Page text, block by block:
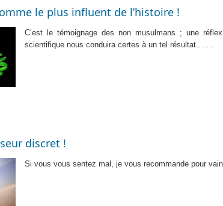
le plus influent de l’histoire !
C’est le témoignage des non musulmans ; une
scientifique nous conduira certes à un tel résultat…….
discret !
Si vous vous sentez mal, je vous recommande pour